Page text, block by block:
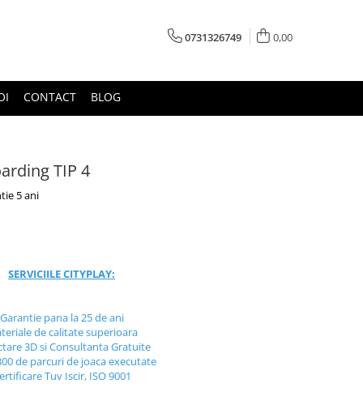
0731326749 0,00
CONTACT BLOG
TIP 4
5 ani
SERVICIILE CITYPLAY:
Garantie pana la 25 de ani
de calitate superioara
3D si Consultanta Gratuite
de parcuri de joaca executate
Tuv Iscir, ISO 9001